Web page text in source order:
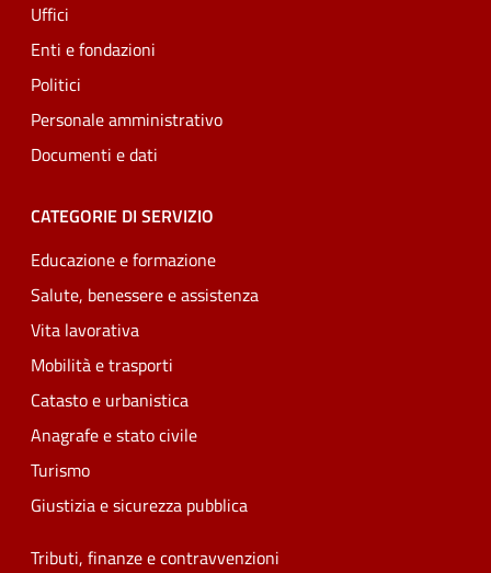
Uffici
Enti e fondazioni
Politici
Personale amministrativo
Documenti e dati
CATEGORIE DI SERVIZIO
Educazione e formazione
Salute, benessere e assistenza
Vita lavorativa
Mobilità e trasporti
Catasto e urbanistica
Anagrafe e stato civile
Turismo
Giustizia e sicurezza pubblica
Tributi, finanze e contravvenzioni